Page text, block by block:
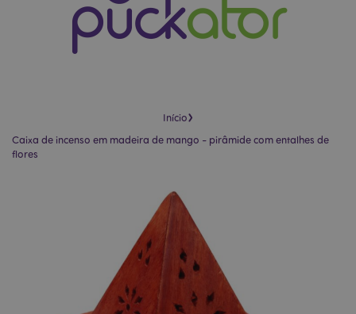
Início›
Caixa de incenso em madeira de mango - pirâmide com entalhes de
flores